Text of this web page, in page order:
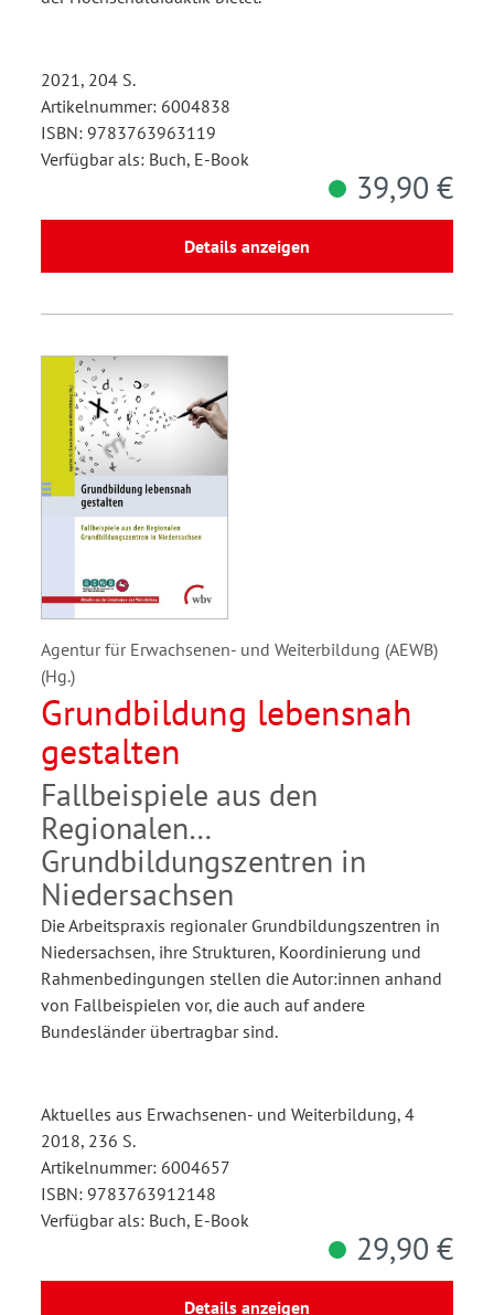
2021, 204 S.
Artikelnummer: 6004838
ISBN: 9783763963119
Verfügbar als: Buch, E-Book
39,90 €
Details anzeigen
Agentur für Erwachsenen- und Weiterbildung (AEWB)
(Hg.)
Grundbildung lebensnah
gestalten
Fallbeispiele aus den
Regionalen
Grundbildungszentren in
Niedersachsen
Die Arbeitspraxis regionaler Grundbildungszentren in
Niedersachsen, ihre Strukturen, Koordinierung und
Rahmenbedingungen stellen die Autor:innen anhand
von Fallbeispielen vor, die auch auf andere
Bundesländer übertragbar sind.
Aktuelles aus Erwachsenen- und Weiterbildung, 4
2018, 236 S.
Artikelnummer: 6004657
ISBN: 9783763912148
Verfügbar als: Buch, E-Book
29,90 €
Details anzeigen